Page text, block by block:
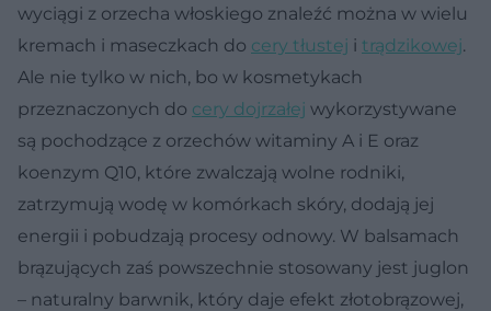
wyciągi z orzecha włoskiego znaleźć można w wielu
kremach i maseczkach do cery tłustej i trądzikowej.
Ale nie tylko w nich, bo w kosmetykach
przeznaczonych do cery dojrzałej wykorzystywane
są pochodzące z orzechów witaminy A i E oraz
koenzym Q10, które zwalczają wolne rodniki,
zatrzymują wodę w komórkach skóry, dodają jej
energii i pobudzają procesy odnowy. W balsamach
brązujących zaś powszechnie stosowany jest juglon
– naturalny barwnik, który daje efekt złotobrązowej,